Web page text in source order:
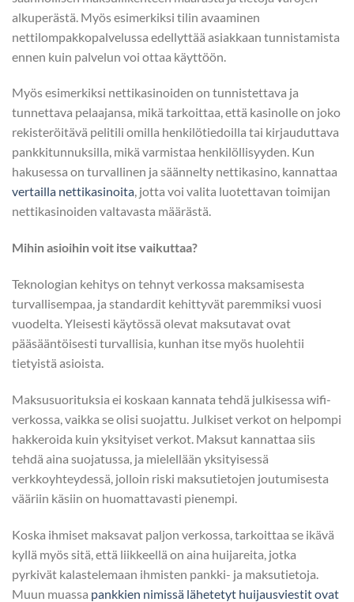
alkuperästä. Myös esimerkiksi tilin avaaminen
nettilompakkopalvelussa edellyttää asiakkaan tunnistamista
ennen kuin palvelun voi ottaa käyttöön.
Myös esimerkiksi nettikasinoiden on tunnistettava ja
tunnettava pelaajansa, mikä tarkoittaa, että kasinolle on joko
rekisteröitävä pelitili omilla henkilötiedoilla tai kirjauduttava
pankkitunnuksilla, mikä varmistaa henkilöllisyyden. Kun
hakusessa on turvallinen ja säännelty nettikasino, kannattaa
vertailla nettikasinoita, jotta voi valita luotettavan toimijan
nettikasinoiden valtavasta määrästä.
Mihin asioihin voit itse vaikuttaa?
Teknologian kehitys on tehnyt verkossa maksamisesta
turvallisempaa, ja standardit kehittyvät paremmiksi vuosi
vuodelta. Yleisesti käytössä olevat maksutavat ovat
pääsääntöisesti turvallisia, kunhan itse myös huolehtii
tietyistä asioista.
Maksusuorituksia ei koskaan kannata tehdä julkisessa wifi-
verkossa, vaikka se olisi suojattu. Julkiset verkot on helpompi
hakkeroida kuin yksityiset verkot. Maksut kannattaa siis
tehdä aina suojatussa, ja mielellään yksityisessä
verkkoyhteydessä, jolloin riski maksutietojen joutumisesta
vääriin käsiin on huomattavasti pienempi.
Koska ihmiset maksavat paljon verkossa, tarkoittaa se ikävä
kyllä myös sitä, että liikkeellä on aina huijareita, jotka
pyrkivät kalastelemaan ihmisten pankki- ja maksutietoja.
Muun muassa pankkien nimissä lähetetyt huijausviestit ovat